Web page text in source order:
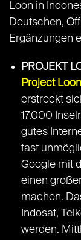
Loon in
Deutschen,
Ergänzungen
PROJEKT
Project
erstreckt
17.000
gutes
fast
Google mit
einen
machen.
Indosat,
werden.